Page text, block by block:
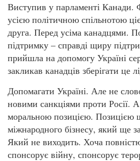
Виступив у парламенті Канади.
усією політичною спільнотою
друга. Перед усіма канадцями.
підтримку – справді щиру
прийшла на допомогу Україні
закликав канадців зберігати це
Допомагати Україні. Але не
новими санкціями проти Росії.
моральною позицією. Позицією
міжнародного бізнесу, який ще
Який не виходить. Хоча
спонсорує війну, спонсорує